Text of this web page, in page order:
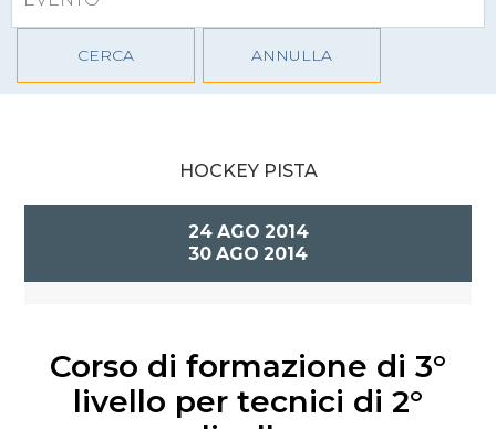
CERCA ANNULLA
HOCKEY PISTA
24 AGO 2014
30 AGO 2014
Corso di formazione di 3°
livello per tecnici di 2°